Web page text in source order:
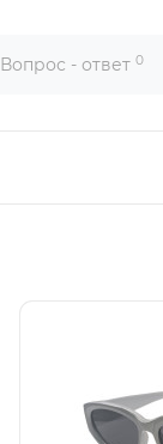
Вопрос - ответ 0